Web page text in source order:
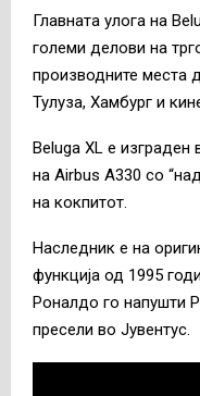
Главната улога на
големи делови на
производните места
Тулуза, Хамбург и
Beluga XL е
на Airbus A330 со
на кокпитот.
Наследник е на
функција од 1995
Роналдо го напушти
пресели во Јувентус.